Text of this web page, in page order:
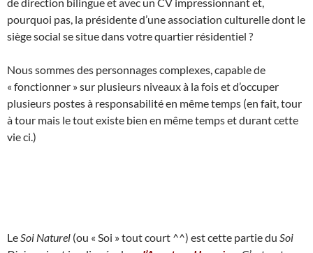
pourquoi pas, la présidente d’une association culturelle dont le
siège social se situe dans votre quartier résidentiel ?
Nous sommes des personnages complexes, capable de
« fonctionner » sur plusieurs niveaux à la fois et d’occuper
plusieurs postes à responsabilité en même temps (en fait, tour
à tour mais le tout existe bien en même temps et durant cette
vie ci.)
Le Soi Naturel (ou « Soi » tout court ^^) est cette partie du Soi